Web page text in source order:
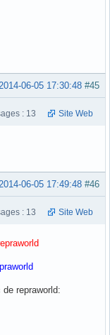
#45
06-05 17:30:48
: 13 Site Web
#46
06-05 17:49:48
: 13 Site Web
repraworld: